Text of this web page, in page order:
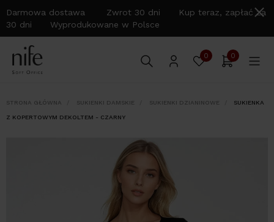
Darmowa dostawa Zwrot 30 dni Kup teraz, zapłać za
30 dni Wyprodukowane w Polsce
0 0
STRONA GŁÓWNA SUKIENKI DAMSKIE SUKIENKI DZIANINOWE SUKIENKA
Z KOPERTOWYM DEKOLTEM - CZARNY